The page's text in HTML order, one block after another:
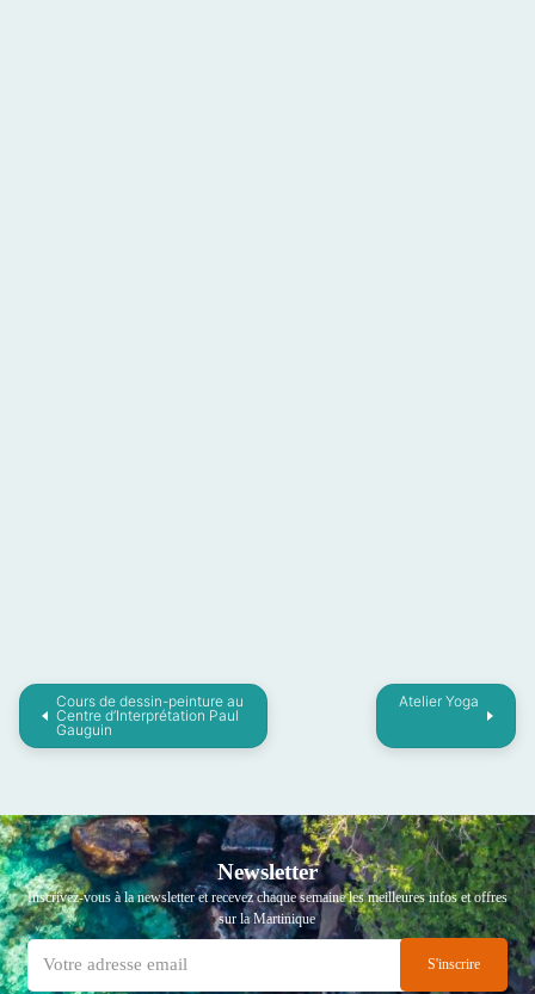
Cours de dessin-peinture au
Centre d’Interprétation Paul
Gauguin
Atelier Yoga
Newsletter
Inscrivez-vous à la newsletter et recevez chaque semaine les meilleures infos et offres
sur la Martinique